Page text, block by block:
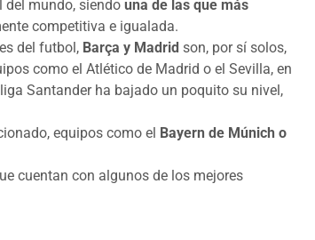
del mundo, siendo una de las que más
competitiva e igualada.
del futbol, Barça y Madrid son, por sí solos,
como el Atlético de Madrid o el Sevilla, en
Santander ha bajado un poquito su nivel,
equipos como el Bayern de Múnich o
cuentan con algunos de los mejores